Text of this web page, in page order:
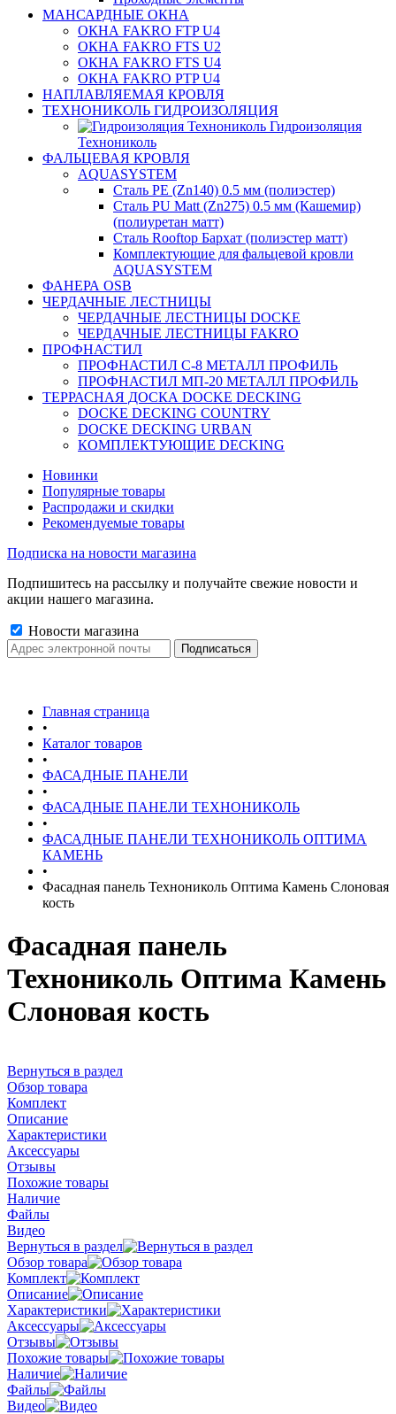
МАНСАРДНЫЕ ОКНА
ОКНА FAKRO FTP U4
ОКНА FAKRO FTS U2
ОКНА FAKRO FTS U4
ОКНА FAKRO PTP U4
НАПЛАВЛЯЕМАЯ КРОВЛЯ
ТЕХНОНИКОЛЬ ГИДРОИЗОЛЯЦИЯ
Гидроизоляция
Технониколь
ФАЛЬЦЕВАЯ КРОВЛЯ
AQUASYSTEM
Сталь PE (Zn140) 0.5 мм (полиэстер)
Сталь PU Matt (Zn275) 0.5 мм (Кашемир)
(полиуретан матт)
Сталь Rooftop Бархат (полиэстер матт)
Комплектующие для фальцевой кровли
AQUASYSTEM
ФАНЕРА OSB
ЧЕРДАЧНЫЕ ЛЕСТНИЦЫ
ЧЕРДАЧНЫЕ ЛЕСТНИЦЫ DOCKE
ЧЕРДАЧНЫЕ ЛЕСТНИЦЫ FAKRO
ПРОФНАСТИЛ
ПРОФНАСТИЛ C-8 МЕТАЛЛ ПРОФИЛЬ
ПРОФНАСТИЛ МП-20 МЕТАЛЛ ПРОФИЛЬ
ТЕРРАСНАЯ ДОСКА DOCKE DECKING
DOCKE DECKING COUNTRY
DOCKE DECKING URBAN
КОМПЛЕКТУЮЩИЕ DECKING
Новинки
Популярные товары
Распродажи и скидки
Рекомендуемые товары
Подписка на новости магазина
Подпишитесь на рассылку и получайте свежие новости и
акции нашего магазина.
Новости магазина
Главная страница
•
Каталог товаров
•
ФАСАДНЫЕ ПАНЕЛИ
•
ФАСАДНЫЕ ПАНЕЛИ ТЕХНОНИКОЛЬ
•
ФАСАДНЫЕ ПАНЕЛИ ТЕХНОНИКОЛЬ ОПТИМА
КАМЕНЬ
•
Фасадная панель Технониколь Оптима Камень Слоновая
кость
Фасадная панель
Технониколь Оптима Камень
Слоновая кость
Вернуться в раздел
Обзор товара
Комплект
Описание
Характеристики
Аксессуары
Отзывы
Похожие товары
Наличие
Файлы
Видео
Вернуться в раздел
Обзор товара
Комплект
Описание
Характеристики
Аксессуары
Отзывы
Похожие товары
Наличие
Файлы
Видео